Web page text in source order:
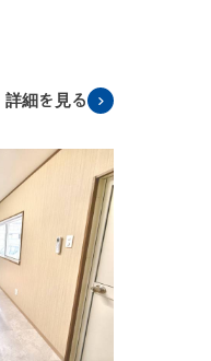
詳細を見る